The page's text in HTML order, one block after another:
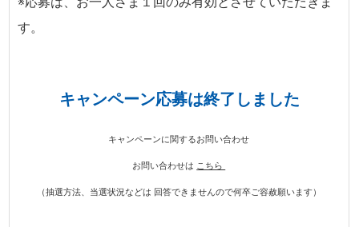
す。
キャンペーン応募は終了しました
キャンペーンに関するお問い合わせ
お問い合わせは こちら
（抽選方法、当選状況などは 回答できませんので何卒ご容赦願います）